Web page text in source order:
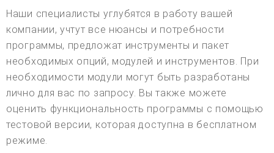
Наши специалисты углубятся в работу вашей
компании, учтут все нюансы и потребности
программы, предложат инструменты и пакет
необходимых опций, модулей и инструментов. При
необходимости модули могут быть разработаны
лично для вас по запросу. Вы также можете
оценить функциональность программы с помощью
тестовой версии, которая доступна в бесплатном
режиме.